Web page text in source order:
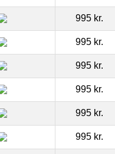
995 kr.
995 kr.
995 kr.
995 kr.
995 kr.
995 kr.